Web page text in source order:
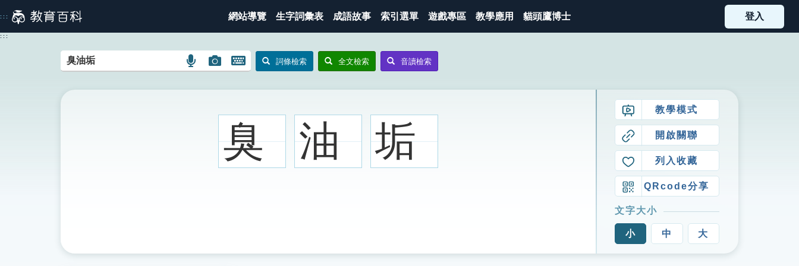
到
主
::: 網站導覽 生字詞彙表 成語故事 索引選單 遊戲專區 教學應用 貓頭鷹博士 登入
:::
語
搜
圖
搜
圖
開
鍵
圖
示
詞條檢索 全文檢索 音讀檢索
臭 油 垢
教學模式
開啟關聯
列入收藏
QRcode分享
文字大小
小 中 大